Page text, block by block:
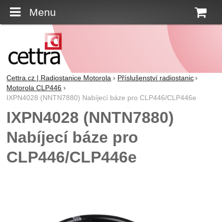
Menu
Cettra.cz | Radiostanice Motorola
Příslušenství radiostanic
Motorola CLP446
IXPN4028 (NNTN7880) Nabíjecí báze pro CLP446/CLP446e
IXPN4028 (NNTN7880)
Nabíjecí báze pro
CLP446/CLP446e